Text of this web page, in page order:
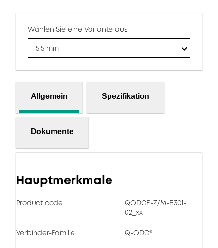
Wählen Sie eine Variante aus
5.5 mm
Allgemein Spezifikation
Dokumente
Hauptmerkmale
Product code
QODCE-Z/M-B301-
02_xx
Verbinder-Familie Q-ODC®